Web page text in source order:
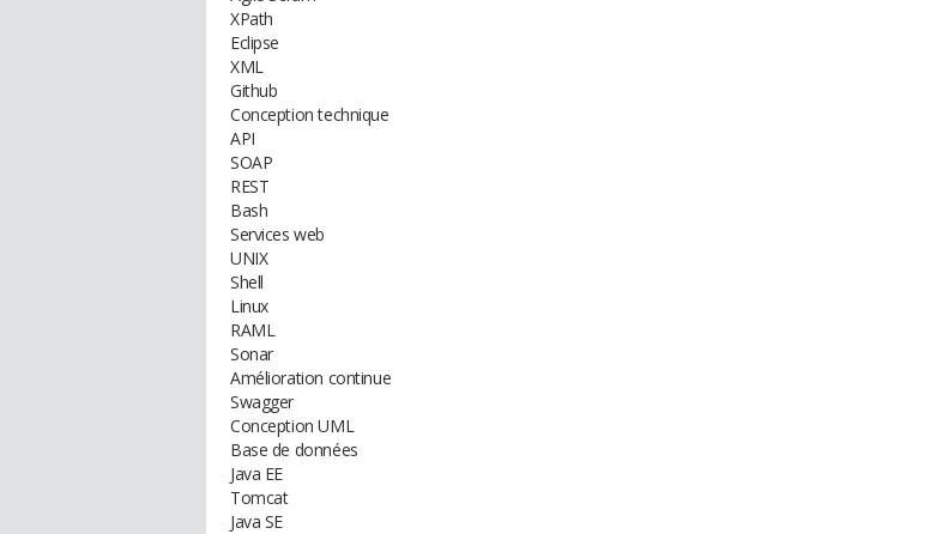
XPath
Eclipse
XML
Github
Conception technique
API
SOAP
REST
Bash
Services web
UNIX
Shell
Linux
RAML
Sonar
Amélioration continue
Swagger
Conception UML
Base de données
Java EE
Tomcat
Java SE